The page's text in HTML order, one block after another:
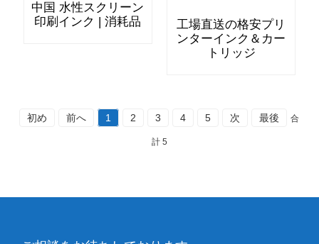
中国 水性スクリーン
印刷インク | 消耗品
工場直送の格安プリ
ンターインク＆カー
トリッジ
初め 前へ 1 2 3 4 5 次 最後 合
計 5